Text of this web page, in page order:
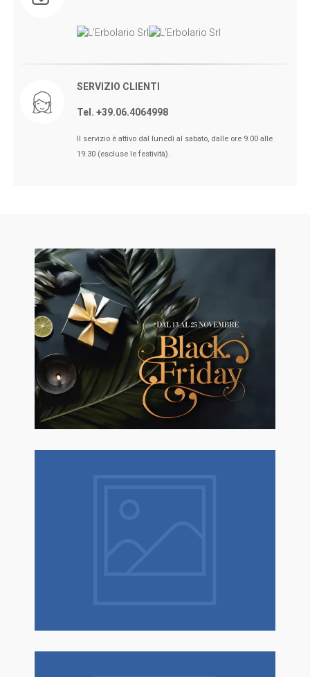
SERVIZIO CLIENTI
Tel. +39.06.4064998
Il servizio è attivo dal lunedì al sabato, dalle ore 9.00 alle
19.30 (escluse le festività).
🖤BLACK FRIDAY dal 13 a l 25
Novembre sconti fino al 50% Su
🖤BLACK FRIDAY dal 13 a l 25
Novembre sconti fino al 50% Su
Erboristeria ed Estetica.